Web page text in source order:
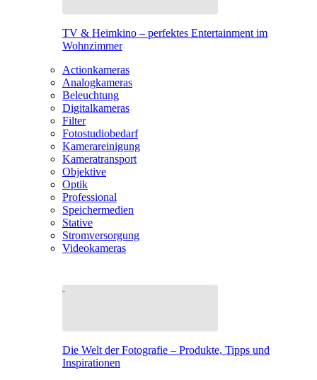
TV & Heimkino – perfektes Entertainment im
Wohnzimmer
Actionkameras
Analogkameras
Beleuchtung
Digitalkameras
Filter
Fotostudiobedarf
Kamerareinigung
Kameratransport
Objektive
Optik
Professional
Speichermedien
Stative
Stromversorgung
Videokameras
Die Welt der Fotografie – Produkte, Tipps und
Inspirationen